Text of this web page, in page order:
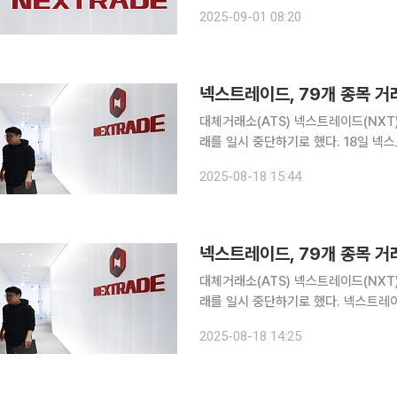
비에이치, 애경케미칼, 이수페타시스,
2025-09-01 08:20
넥스트레이드, 79개 종목
대체거래소(ATS) 넥스트레이드
래를 일시 중단하기로 했다. 18일 넥스트레이드는 “자본시장법 시행령 제7조의3 제2항 다자간매매
2025-08-18 15:44
넥스트레이드, 79개 종목
대체거래소(ATS) 넥스트레이드
래를 일시 중단하기로 했다. 넥스트레이드는 18일 “자본시장법 시행령 제7조의3 제2항 다자간매매
2025-08-18 14:25